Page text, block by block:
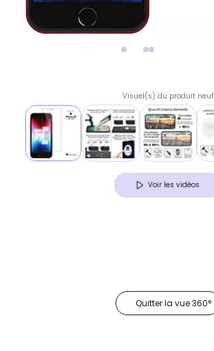
Visuel(s) du produit neuf
Voir les vidéos
Quitter la vue 360°